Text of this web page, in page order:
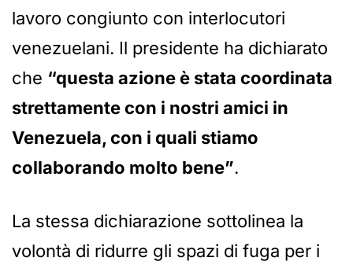
lavoro congiunto con interlocutori
venezuelani. Il presidente ha dichiarato
che “questa azione è stata coordinata
strettamente con i nostri amici in
Venezuela, con i quali stiamo
collaborando molto bene”.
La stessa dichiarazione sottolinea la
volontà di ridurre gli spazi di fuga per i